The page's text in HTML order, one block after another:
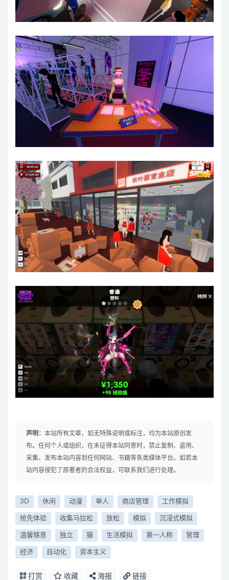
声明： 本站所有文章，如无特殊说明或标注，均为本站原创发
布。任何个人或组织，在未征得本站同意时，禁止复制、盗用、
采集、发布本站内容到任何网站、书籍等各类媒体平台。如若本
站内容侵犯了原著者的合法权益，可联系我们进行处理。
3D 休闲 动漫 单人 商店管理 工作模拟
抢先体验 收集马拉松 放松 模拟 沉浸式模拟
温馨惬意 独立 猫 生活模拟 第一人称 管理
经济 自动化 资本主义
打赏 收藏 海报 链接